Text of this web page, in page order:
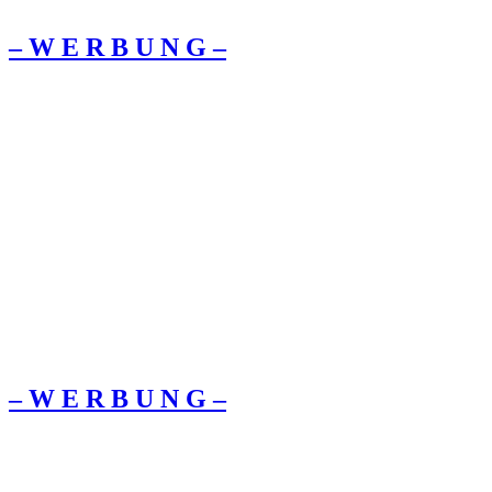
– W Ε R Β U Ν G –
– W Ε R Β U Ν G –